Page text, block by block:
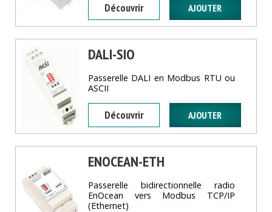
Découvrir
DALI-SIO
Passerelle DALI en Modbus RTU ou
ASCII
Découvrir
ENOCEAN-ETH
Passerelle bidirectionnelle radio
EnOcean vers Modbus TCP/IP
(Ethernet)